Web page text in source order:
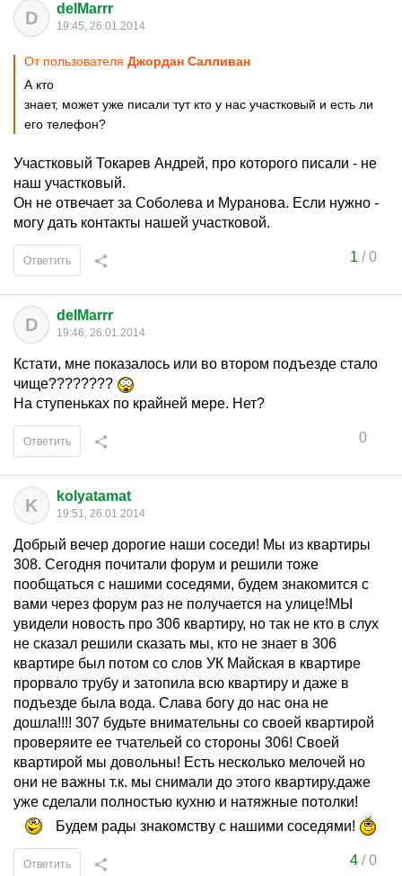
D delMarrr
19:45, 26.01.2014
От пользователя Джордан Салливан
А кто
знает, может уже писали тут кто у нас участковый и есть ли
его телефон?
Участковый Токарев Андрей, про которого писали - не
наш участковый.
Он не отвечает за Соболева и Муранова. Если нужно -
могу дать контакты нашей участковой.
1 /0
Ответить
D delMarrr
19:46, 26.01.2014
Кстати, мне показалось или во втором подъезде стало
чище????????
На ступеньках по крайней мере. Нет?
0
Ответить
K kolyatamat
19:51, 26.01.2014
Добрый вечер дорогие наши соседи! Мы из квартиры
308. Сегодня почитали форум и решили тоже
пообщаться с нашими соседями, будем знакомится с
вами через форум раз не получается на улице!МЫ
увидели новость про 306 квартиру, но так не кто в слух
не сказал решили сказать мы, кто не знает в 306
квартире был потом со слов УК Майская в квартире
прорвало трубу и затопила всю квартиру и даже в
подъезде была вода. Слава богу до нас она не
дошла!!!! 307 будьте внимательны со своей квартирой
проверяите ее тчательей со стороны 306! Своей
квартирой мы довольны! Есть несколько мелочей но
они не важны т.к. мы снимали до этого квартиру.даже
уже сделали полностью кухню и натяжные потолки!
Будем рады знакомству с нашими соседями!
4/0
Ответить